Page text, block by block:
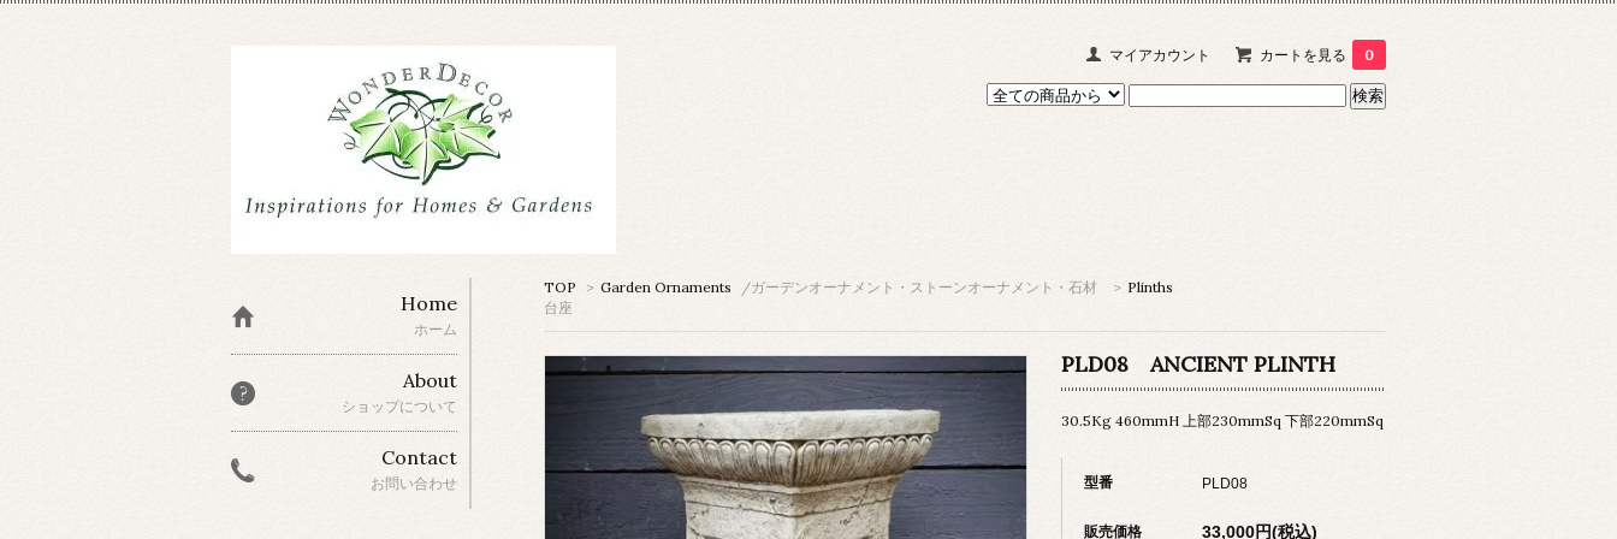
マイアカウント カートを見る 0
TOP > Garden Ornaments /ガーデンオーナメント・ストーンオーナメント・石材 > Plinths
台座
PLD08 ANCIENT PLINTH
30.5Kg 460mmH 上部230mmSq 下部220mmSq
型番 PLD08
販売価格 33,000円(税込)
Home
ホーム
About
ショップについて
Contact
お問い合わせ